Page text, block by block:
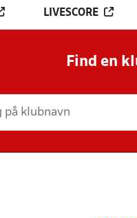
LIVESCORE
Find en